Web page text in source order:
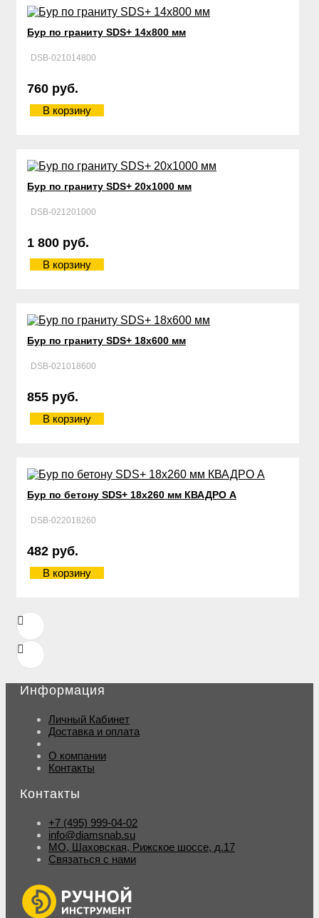
Бур по граниту SDS+ 14х800 мм
DSB-021014800
760 руб.
В корзину
Бур по граниту SDS+ 20х1000 мм
DSB-021201000
1 800 руб.
В корзину
Бур по граниту SDS+ 18х600 мм
DSB-021018600
855 руб.
В корзину
Бур по бетону SDS+ 18х260 мм КВАДРО А
DSB-022018260
482 руб.
В корзину
Информация
Личный Кабинет
Доставка и оплата
О компании
Контакты
Контакты
+7 (495) 999-04-02
info@diamsnab.su
МО, Шаховская, Рижское шоссе, д.17
Связаться с нами